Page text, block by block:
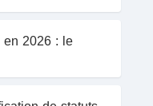
en 2026 : le